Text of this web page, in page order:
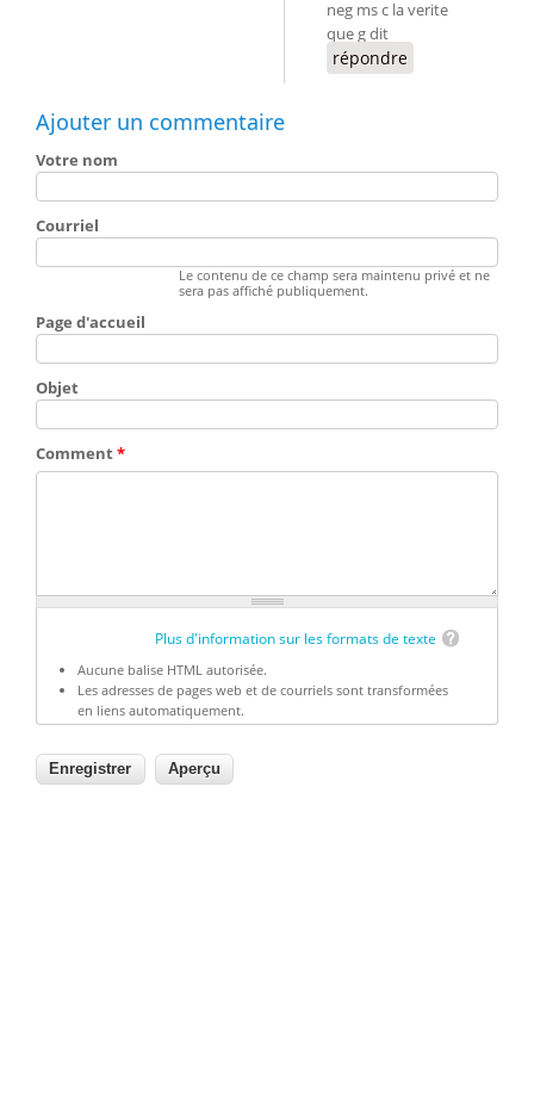
neg ms c la verite
que g dit
répondre
Ajouter un commentaire
Votre nom
Courriel
Le contenu de ce champ sera maintenu privé et ne
sera pas affiché publiquement.
Page d'accueil
Objet
Comment*
Plus d'information sur les formats de texte
Aucune balise HTML autorisée.
Les adresses de pages web et de courriels sont transformées
en liens automatiquement.